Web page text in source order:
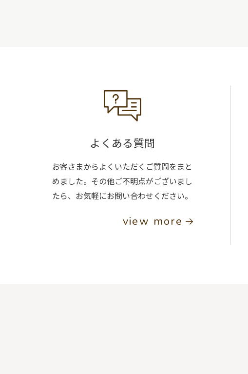
よくある質問
お客さまからよくいただくご質問をまと
めました。その他ご不明点がございまし
たら、お気軽にお問い合わせください。
view more